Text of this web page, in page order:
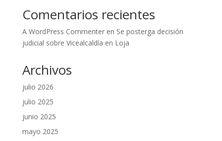
Comentarios recientes
A WordPress Commenteren Se posterga decisión
judicial sobre Vicealcaldía en Loja
Archivos
julio 2026
julio 2025
junio 2025
mayo 2025